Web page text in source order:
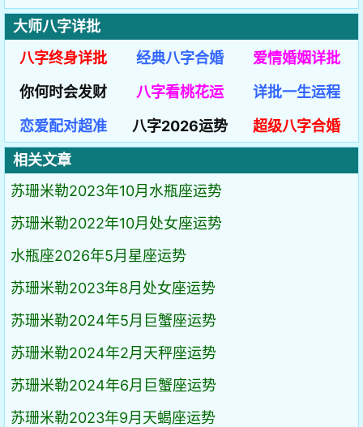
大师八字详批
八字终身详批
经典八字合婚
爱情婚姻详批
你何时会发财
八字看桃花运
详批一生运程
恋爱配对超准
八字2026运势
超级八字合婚
相关文章
苏珊米勒2023年10月水瓶座运势
苏珊米勒2022年10月处女座运势
水瓶座2026年5月星座运势
苏珊米勒2023年8月处女座运势
苏珊米勒2024年5月巨蟹座运势
苏珊米勒2024年2月天秤座运势
苏珊米勒2024年6月巨蟹座运势
苏珊米勒2023年9月天蝎座运势